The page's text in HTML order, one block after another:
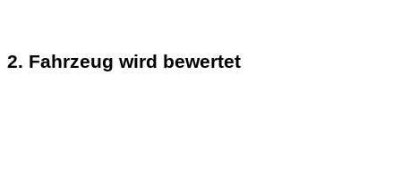
2. Fahrzeug wird bewertet